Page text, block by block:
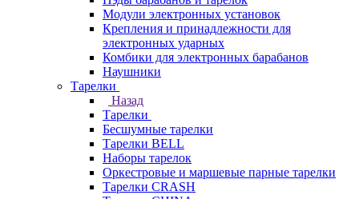
Модули электронных установок
Крепления и принадлежности для
электронных ударных
Комбики для электронных барабанов
Наушники
Тарелки
Назад
Тарелки
Бесшумные тарелки
Тарелки BELL
Наборы тарелок
Оркестровые и маршевые парные тарелки
Тарелки CRASH